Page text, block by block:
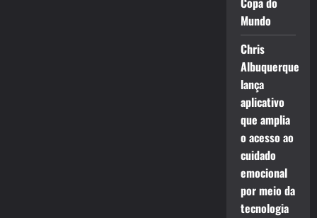
Mundo
Chris
Albuquerque
lança
aplicativo
que amplia
o acesso ao
cuidado
emocional
por meio da
tecnologia